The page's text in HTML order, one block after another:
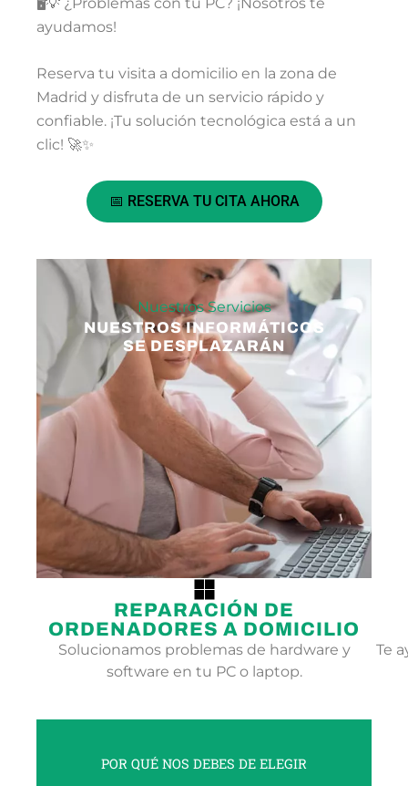
ayudamos!
Reserva tu visita a domicilio en la zona de
Madrid y disfruta de un servicio rápido y
confiable. ¡Tu solución tecnológica está a un
clic! 🚀✨
📅 RESERVA TU CITA AHORA
Nuestros Servicios
NUESTROS INFORMÁTICOS
SE DESPLAZARÁN
REPARACIÓN DE
ORDENADORES A DOMICILIO
Solucionamos problemas de hardware y
software en tu PC o laptop.
Te
POR QUÉ NOS DEBES DE ELEGIR